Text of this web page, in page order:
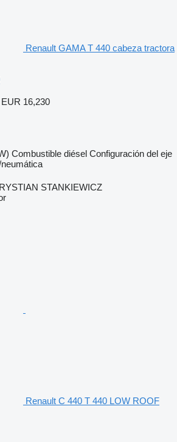
Renault GAMA T 440 cabeza tractora
16,230
Combustible diésel Configuración del eje
STANKIEWICZ
Renault C 440 T 440 LOW ROOF